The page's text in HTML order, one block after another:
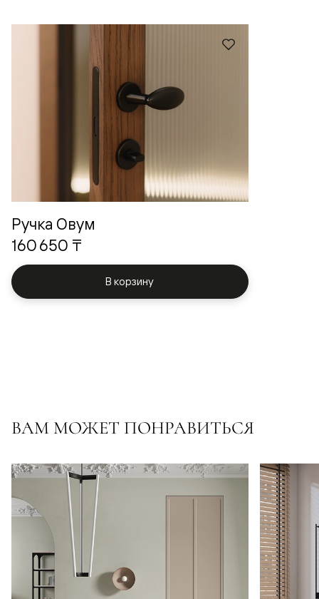
Ручка Овум
160 650 ₸
В корзину
ВАМ МОЖЕТ ПОНРАВИТЬСЯ